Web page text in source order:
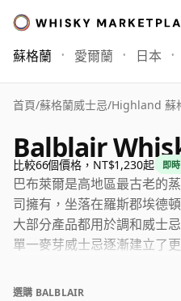
蘇格蘭 愛爾蘭 日本
首頁/蘇格蘭威士忌/Highland 蘇
Balblair
比較66個價格，NT$1,230起 即
巴布萊爾是高地區最古老的
司擁有，坐落在羅斯郡埃德
大部分產品都用於調和威士
單一麥芽威士忌逐漸建立了
威士忌釀造方式密切相關。
選購 BALBLAIR